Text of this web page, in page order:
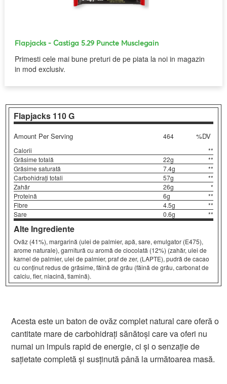
Flapjacks- Castiga 5.29 Puncte Musclegain
Primesti cele mai bune preturi de pe piata la noi in magazin
in mod exclusiv.
Flapjacks 110 G
Amount Per Serving %DV
Calorii
464
**
Grăsime totală
22g
**
Grăsime saturată
7.4g
**
Carbohidrați totali
57g
**
Zahăr
26g
*
Proteină
6g
**
Fibre
4.5g
**
Sare
0.6g **
Alte Ingrediente
Ovăz (41%), margarină (ulei de palmier, apă, sare, emulgator (E475),
arome naturale), garnitură cu aromă de ciocolată (12%) (zahăr, ulei de
karnel de palmier, ulei de palmier, praf de zer, (LAPTE), pudră de cacao
cu conținut redus de grăsime, făină de grâu (făină de grâu, carbonat de
calciu, fier, niacină, tiamină).
Acesta este un baton de ovăz complet natural care oferă o
cantitate mare de carbohidrați sănătoși care va oferi nu
numai un impuls rapid de energie, ci și o senzație de
sațietate completă și susținută până la următoarea masă.